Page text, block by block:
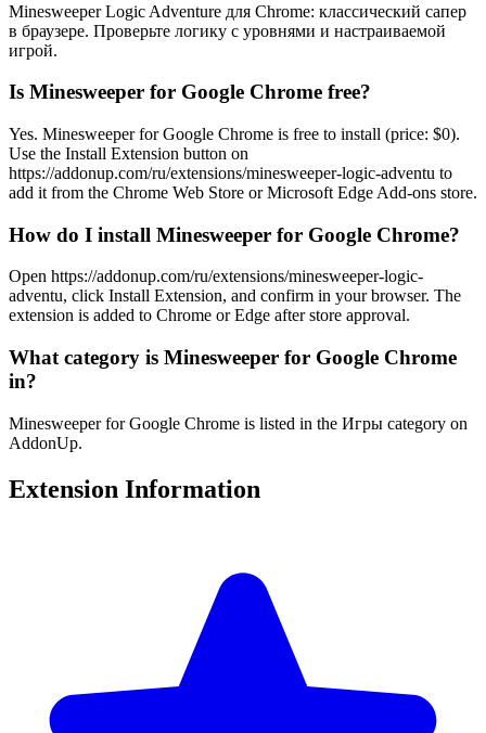
Minesweeper Logic Adventure для Chrome: классический сапер
в браузере. Проверьте логику с уровнями и настраиваемой
игрой.
Is Minesweeper for Google Chrome free?
Yes. Minesweeper for Google Chrome is free to install (price: $0).
Use the Install Extension button on
https://addonup.com/ru/extensions/minesweeper-logic-adventu to
add it from the Chrome Web Store or Microsoft Edge Add-ons store.
How do I install Minesweeper for Google Chrome?
Open https://addonup.com/ru/extensions/minesweeper-logic-
adventu, click Install Extension, and confirm in your browser. The
extension is added to Chrome or Edge after store approval.
What category is Minesweeper for Google Chrome
in?
Minesweeper for Google Chrome is listed in the Игры category on
AddonUp.
Extension Information